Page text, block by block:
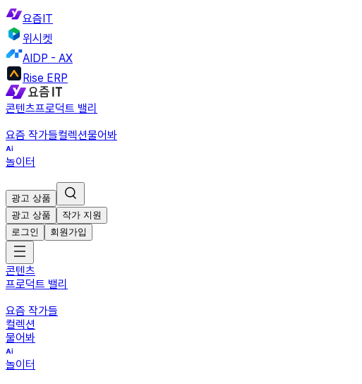
요즘IT
위시켓
AIDP - AX
Rise ERP
콘텐츠프로덕트 밸리
요즘 작가들컬렉션물어봐
놀이터
광고 상품
광고 상품
작가 지원
로그인
회원가입
콘텐츠
프로덕트 밸리
요즘 작가들
컬렉션
물어봐
놀이터